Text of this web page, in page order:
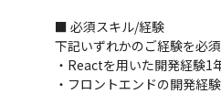
フレームワーク：Ruby on
フロントエンド：
データベース：MySQL
全文検索システム：
サーバ：AWS（EC2 + RDS）
■ 必須スキル/経験
下記いずれかのご経験を必須
・Reactを用いた開発経験1
・フロントエンドの開発経